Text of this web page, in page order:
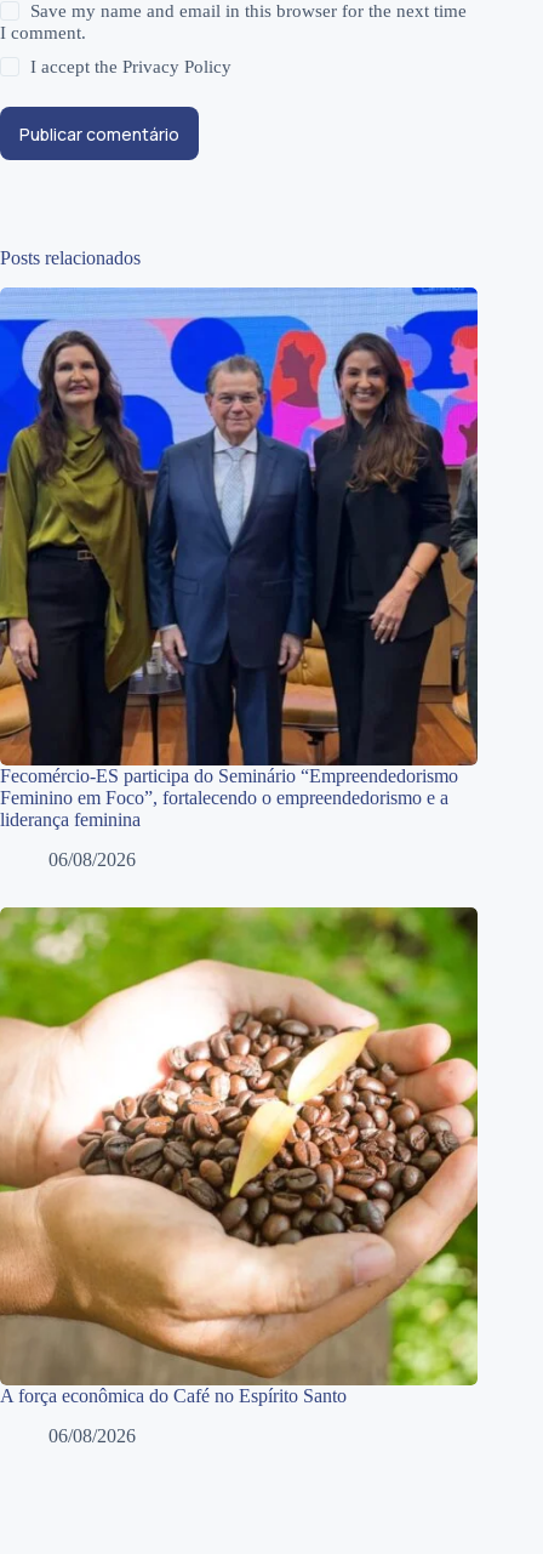
Save my name and email in this browser for the next time
I comment.
I accept thePrivacy Policy
Publicar comentário
Posts relacionados
Fecomércio-ES participa do Seminário “Empreendedorismo
Feminino em Foco”, fortalecendo o empreendedorismo e a
liderança feminina
06/08/2026
A força econômica do Café no Espírito Santo
06/08/2026